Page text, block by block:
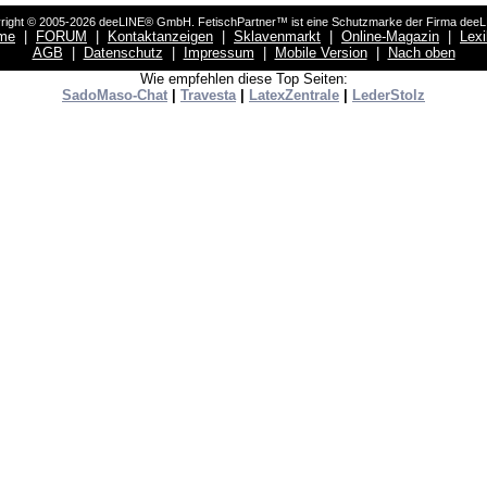
© 2005-2026 deeLINE® GmbH. FetischPartner™ ist eine Schutzmarke der Firma
FORUM Kontaktanzeigen Sklavenmarkt Online-Magazin
AGB
Datenschutz Impressum Mobile Version|
Nach oben
Wie empfehlen diese Top Seiten:
SadoMaso-Chat
Travesta| LatexZentrale LederStolz